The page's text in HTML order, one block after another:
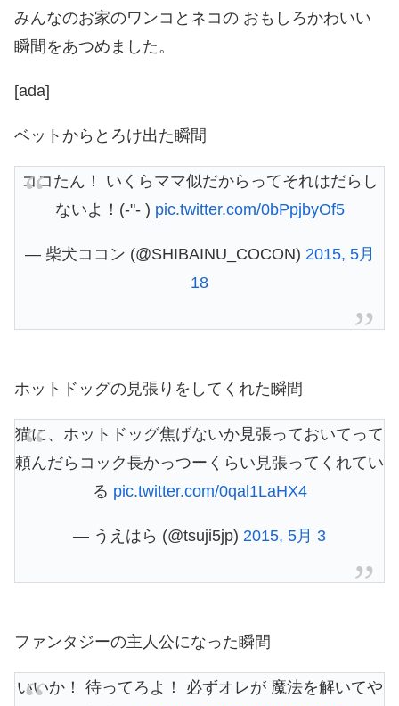
みんなのお家のワンコとネコの おもしろかわいい
瞬間をあつめました。
[ada]
ベットからとろけ出た瞬間
ココたん！ いくらママ似だからってそれはだらし
ないよ！(-"- ) pic.twitter.com/0bPpjbyOf5
— 柴犬ココン (@SHIBAINU_COCON) 2015, 5月
18
ホットドッグの見張りをしてくれた瞬間
猫に、ホットドッグ焦げないか見張っておいてって
頼んだらコック長かっつーくらい見張ってくれてい
る pic.twitter.com/0qal1LaHX4
— うえはら (@tsuji5jp) 2015, 5月 3
ファンタジーの主人公になった瞬間
いいか！ 待ってろよ！ 必ずオレが 魔法を解いてや